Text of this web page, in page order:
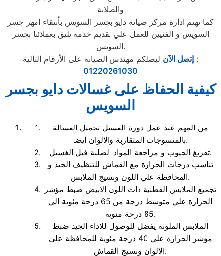
والصلابة
كما تهتم ادارة مركز صيانه دايو بجسر السويس بأنتقاء امهر جسر
السويس و الفنيين للعمل علي تقديم خدمة تليق بعملائنا بجسر
السويس.
إتصل الآن ليصلكم مهندس الصيانة على الأرقام التالية :
01220261030
كيفية الحفاظ على غسالات دايو بجسر
السويس
من المهم عند عمل دورة الغسيل تحميل الغسالة
بالمنسوجات المتقاربة والالوان ايضا.
تفريغ الجيوب و مراجعة المواد الصلبة فبل الغسيل.
تناسب درجات الحرارة مع القماش للتنظيف الجيد و
المحافظة علي اللون ونسيج الملابس.
تجميع الملابس القطنية ذات اللون الابيض ضبط مؤشر
الحرارة علي متوسط درجة من 65 درجة مئوية الي
85 درحة مئوية.
الملابس الملونة يفضل للوصول للاداء الجيد ضبط
مؤشر الحرارة علي 40 درجة مئوية للمحافظة علي
الالوان ونسيج القماش.